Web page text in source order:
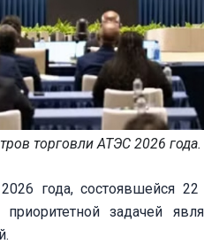
торговли АТЭС 2026
года, состоявшейся
задачей